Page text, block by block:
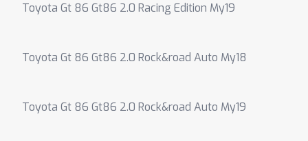
Toyota Gt 86 Gt86 2.0 Racing Edition My19
Toyota Gt 86 Gt86 2.0 Rock&road Auto My18
Toyota Gt 86 Gt86 2.0 Rock&road Auto My19